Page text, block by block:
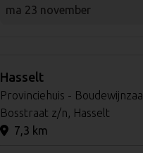
ma 23 november
Hasselt
Provinciehuis - Boudewijnzaal
Bosstraat z/n, Hasselt
7,3 km